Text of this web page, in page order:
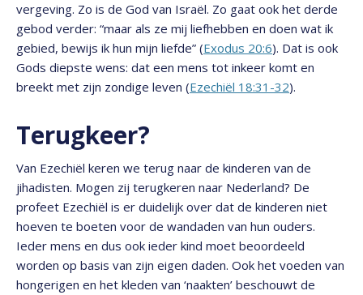
vergeving. Zo is de God van Israël. Zo gaat ook het derde
gebod verder: “maar als ze mij liefhebben en doen wat ik
gebied, bewijs ik hun mijn liefde” (Exodus 20:6). Dat is ook
Gods diepste wens: dat een mens tot inkeer komt en
breekt met zijn zondige leven (Ezechiël 18:31-32).
Terugkeer?
Van Ezechiël keren we terug naar de kinderen van de
jihadisten. Mogen zij terugkeren naar Nederland? De
profeet Ezechiël is er duidelijk over dat de kinderen niet
hoeven te boeten voor de wandaden van hun ouders.
Ieder mens en dus ook ieder kind moet beoordeeld
worden op basis van zijn eigen daden. Ook het voeden van
hongerigen en het kleden van ‘naakten’ beschouwt de